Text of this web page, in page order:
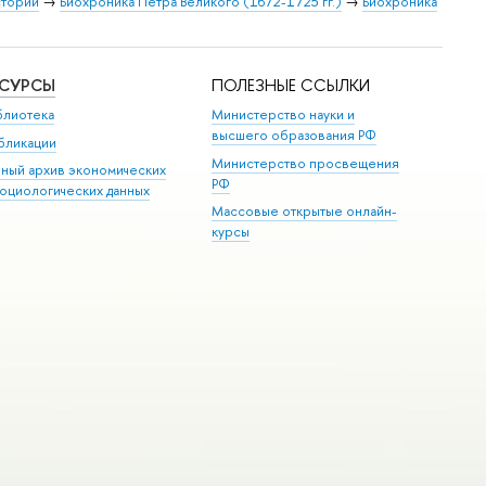
архив экономических
данных
ПОЛЕЗНЫЕ ССЫЛКИ
Министерство науки и
высшего образования РФ
Министерство просвещения
РФ
Массовые открытые онлайн-
курсы